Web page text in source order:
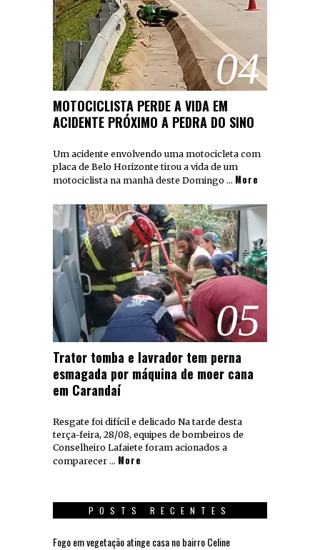
04
MOTOCICLISTA PERDE A VIDA EM
ACIDENTE PRÓXIMO A PEDRA DO SINO
Um acidente envolvendo uma motocicleta com
placa de Belo Horizonte tirou a vida de um
motociclista na manhã deste Domingo … More
05
Trator tomba e lavrador tem perna
esmagada por máquina de moer cana
em Carandaí
Resgate foi difícil e delicado Na tarde desta
terça-feira, 28/08, equipes de bombeiros de
Conselheiro Lafaiete foram acionados a
comparecer … More
POSTS RECENTES
Fogo em vegetação atinge casa no bairro Celine